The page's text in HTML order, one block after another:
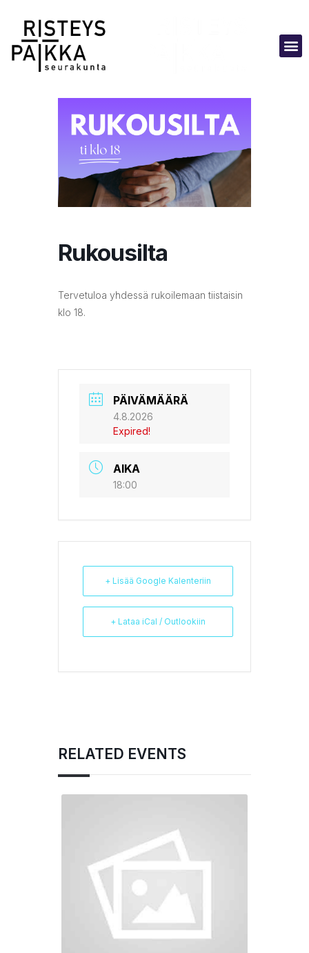
Rukousilta
Tervetuloa yhdessä rukoilemaan tiistaisin
klo 18.
PÄIVÄMÄÄRÄ
4.8.2026
Expired!
AIKA
18:00
+ Lisää Google Kalenteriin
+ Lataa iCal / Outlookiin
RELATED EVENTS